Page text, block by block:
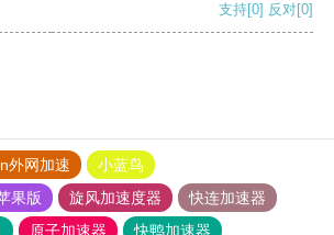
支持[0] 反对[0]
外网加速
小蓝鸟
果版
旋风加速度器
快连加速器
原子加速器 快鸭加速器